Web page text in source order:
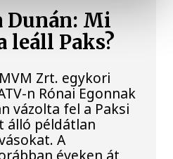
Dunán: Mi
leáll Paks?
Zrt. egykori
n Rónai Egonnak
vázolta fel a Paksi
álló példátlan
A